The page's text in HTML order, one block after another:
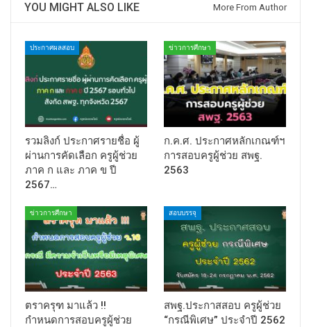
YOU MIGHT ALSO LIKE More From Author
ประกาศผลสอบ
รวมลิงก์ ประกาศรายชื่อ ผู้
ผ่านการคัดเลือก ครูผู้ช่วย
ภาค ก และ ภาค ข ปี
2567…
ข่าวการศึกษา
ก.ค.ศ. ประกาศหลักเกณฑ์ฯ
การสอบครูผู้ช่วย สพฐ.
2563
ข่าวการศึกษา
ตราครุฑ มาแล้ว !!
กำหนดการสอบครูผู้ช่วย
สอบบรรจุ
สพฐ.ประกาสสอบ ครูผู้ช่วย
“กรณีพิเศษ” ประจำปี 2562